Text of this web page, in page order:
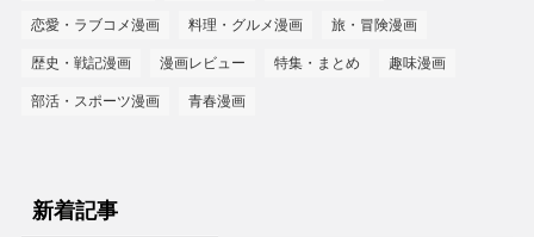
恋愛・ラブコメ漫画 料理・グルメ漫画 旅・冒険漫画
歴史・戦記漫画 漫画レビュー 特集・まとめ 趣味漫画
部活・スポーツ漫画 青春漫画
新着記事